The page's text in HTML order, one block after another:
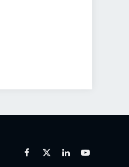
Facebook
X
LinkedinYoutube